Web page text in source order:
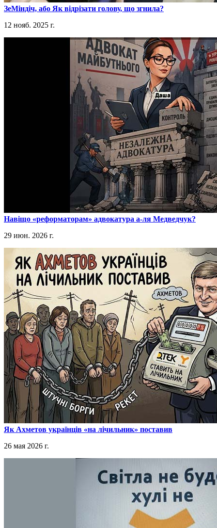
​ЗеМіндіч, або Як відрізати голову, що згнила?
12 нояб. 2025 г.
​Навіщо «реформаторам» адвокатура а-ля Медведчук?
29 июн. 2026 г.
​Як Ахметов українців «на лічильник» поставив
26 мая 2026 г.